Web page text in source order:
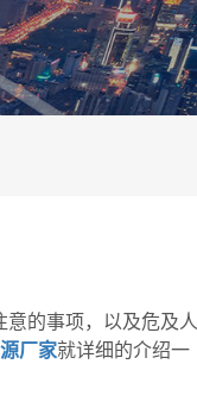
的事项，以及危及人
厂家就详细的介绍一